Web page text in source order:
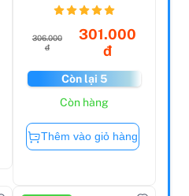
Approach Grade
306.000
đ
301.000
đ
Còn lại 5
Còn hàng
Thêm vào giỏ hàng